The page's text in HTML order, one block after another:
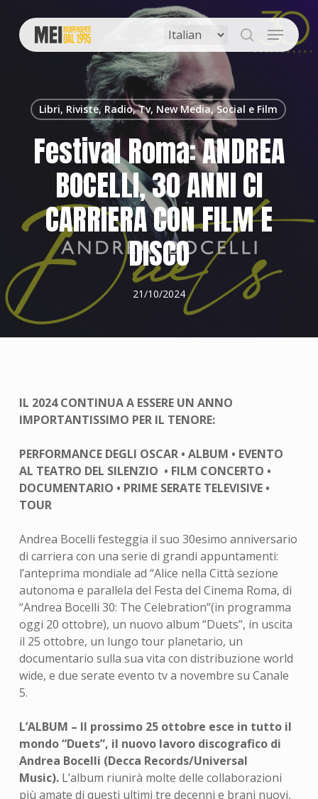
main
search
Menu
Libri, Riviste, Radio, Tv, New Media, Social e Film
Festival Roma: ANDREA
BOCELLI, 30 ANNI CI
CARRIERA CON FILM E
DISCO
21/10/2024
IL 2024 CONTINUA A ESSERE UN ANNO
IMPORTANTISSIMO PER IL TENORE:
PERFORMANCE DEGLI OSCAR • ALBUM • EVENTO
AL TEATRO DEL SILENZIO • FILM CONCERTO •
DOCUMENTARIO • PRIME SERATE TELEVISIVE •
TOUR
Andrea Bocelli festeggia il suo 30esimo anniversario
di carriera con una serie di grandi appuntamenti:
l’anteprima mondiale ad “Alice nella Città sezione
autonoma e parallela del Festa del Cinema Roma, di
“Andrea Bocelli 30: The Celebration”(in programma
oggi 20 ottobre), un nuovo album “Duets”, in uscita
il 25 ottobre, un lungo tour planetario, un
documentario sulla sua vita con distribuzione world
wide, e due serate evento tv a novembre su Canale
5.
L’ALBUM – Il prossimo 25 ottobre esce in tutto il
mondo “Duets”, il nuovo lavoro discografico di
Andrea Bocelli (Decca Records/Universal
Music).L’album riunirà molte delle collaborazioni
più amate di questi ultimi tre decenni e brani nuovi,